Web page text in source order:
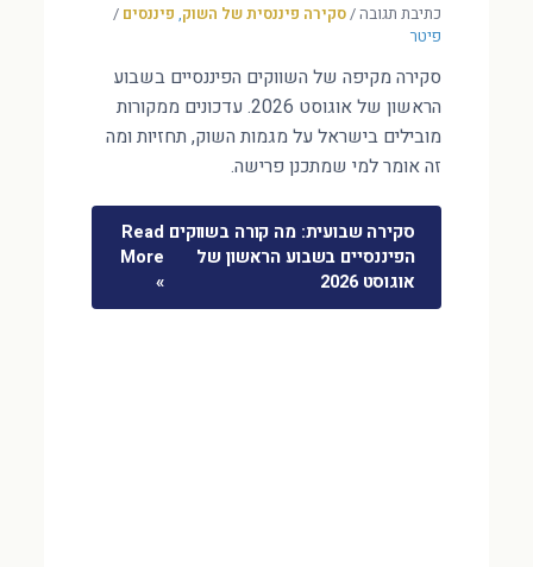
כתיבת תגובה/סקירה פיננסית של השוק, פיננסים /
פיטר
סקירה מקיפה של השווקים הפיננסיים בשבוע
הראשון של אוגוסט 2026. עדכונים ממקורות
מובילים בישראל על מגמות השוק, תחזיות ומה
זה אומר למי שמתכנן פרישה.
סקירה שבועית: מה קורה בשווקים
הפיננסיים בשבוע הראשון של
אוגוסט 2026
Read
More
»